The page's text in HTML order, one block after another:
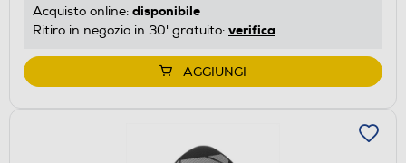
Acquisto online: disponibile
Ritiro in negozio in 30' gratuito: verifica
AGGIUNGI